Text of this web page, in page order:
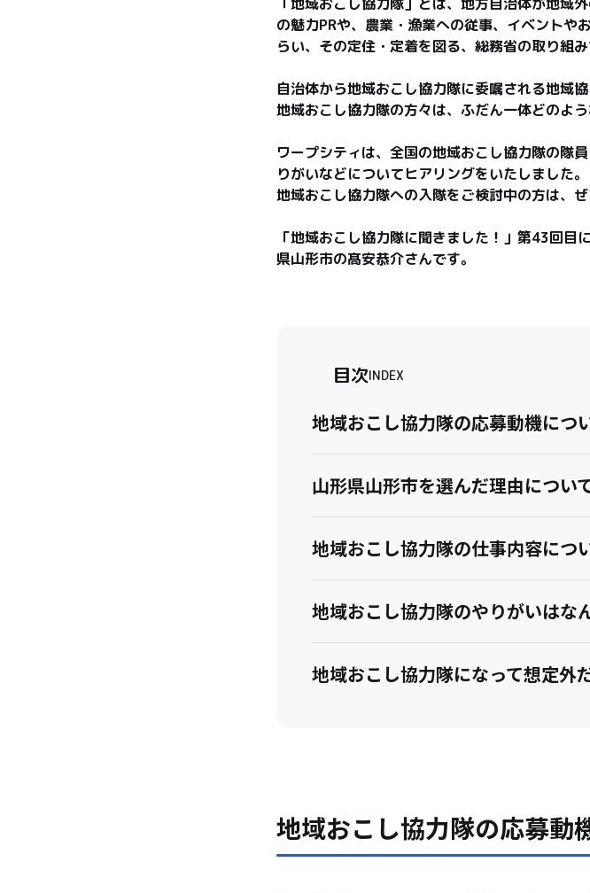
「地域おこし協力隊」とは、地方自治体が地域
の魅力PRや、農業・漁業への従事、イベントや
らい、その定住・定着を図る、総務省の取り組み
自治体から地域おこし協力隊に委嘱される地域協
地域おこし協力隊の方々は、ふだん一体どのよ
ワープシティは、全国の地域おこし協力隊の隊
りがいなどについてヒアリングをいたしました。
地域おこし協力隊への入隊をご検討中の方は、
「地域おこし協力隊に聞きました！」第43回
県山形市の髙安恭介さんです。
目次INDEX
地域おこし協力隊の応募動機につ
山形県山形市を選んだ理由につい
地域おこし協力隊の仕事内容につ
地域おこし協力隊のやりがいはな
地域おこし協力隊になって想定外
て教えて下さい。
地域おこし協力隊の応募動